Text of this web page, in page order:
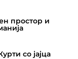
простор и
со јајца